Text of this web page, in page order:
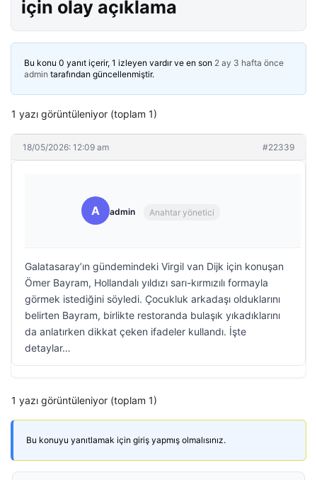
için olay açıklama
Bu konu 0 yanıt içerir, 1 izleyen vardır ve en son 2 ay 3 hafta önce
admin tarafından güncellenmiştir.
1 yazı görüntüleniyor (toplam 1)
18/05/2026: 12:09 am #22339
A admin Anahtar yönetici
Galatasaray’ın gündemindeki Virgil van Dijk için konuşan
Ömer Bayram, Hollandalı yıldızı sarı-kırmızılı formayla
görmek istediğini söyledi. Çocukluk arkadaşı olduklarını
belirten Bayram, birlikte restoranda bulaşık yıkadıklarını
da anlatırken dikkat çeken ifadeler kullandı. İşte
detaylar…
1 yazı görüntüleniyor (toplam 1)
Bu konuyu yanıtlamak için giriş yapmış olmalısınız.